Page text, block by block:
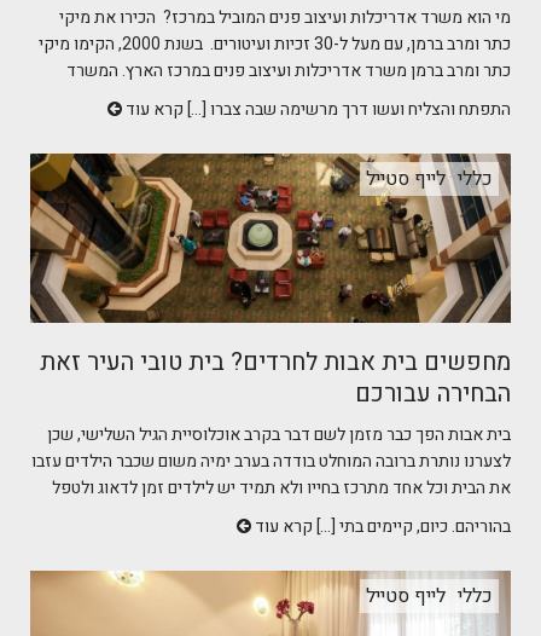
מי הוא משרד אדריכלות ועיצוב פנים המוביל במרכז? הכירו את מיקי
כתר ומרב ברמן, עם מעל ל-30 זכיות ועיטורים. בשנת 2000, הקימו מיקי
כתר ומרב ברמן משרד אדריכלות ועיצוב פנים במרכז הארץ. המשרד
התפתח והצליח ועשו דרך מרשימה שבה צברו [...] קרא עוד
כללי לייף סטייל
מחפשים בית אבות לחרדים? בית טובי העיר זאת
הבחירה עבורכם
בית אבות הפך כבר מזמן לשם דבר בקרב אוכלוסיית הגיל השלישי, שכן
לצערנו נותרת ברובה המוחלט בודדה בערב ימיה משום שכבר הילדים עזבו
את הבית וכל אחד מתרכז בחייו ולא תמיד יש לילדים זמן לדאוג ולטפל
בהוריהם. כיום, קיימים בתי [...] קרא עוד
כללי לייף סטייל